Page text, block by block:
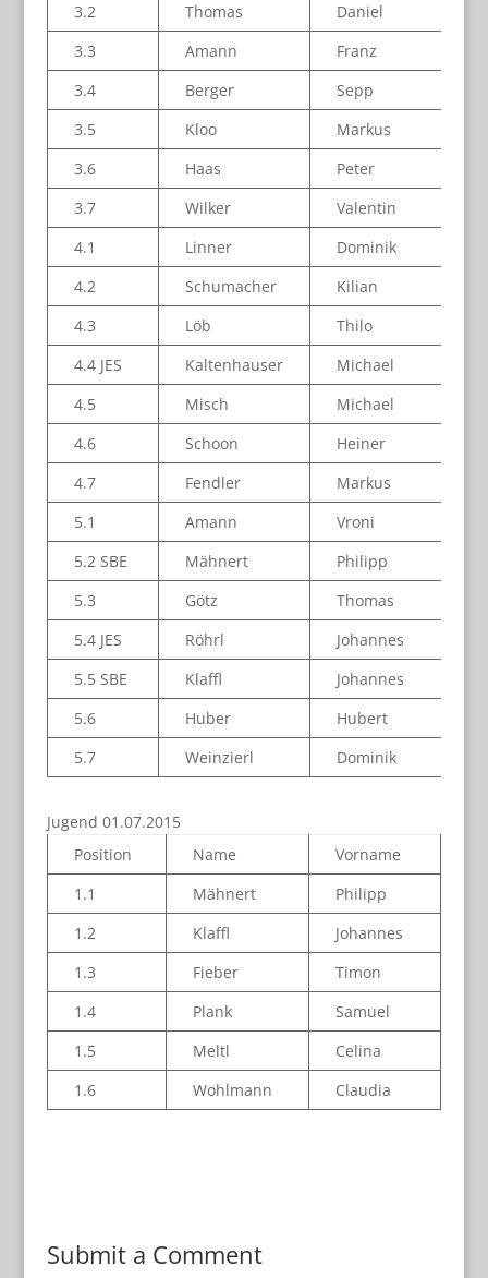
3.2
Thomas
Daniel
3.3
Amann
Franz
3.4
Berger
Sepp
3.5
Kloo
Markus
3.6
Haas
Peter
3.7
Wilker
Valentin
4.1
Linner
Dominik
4.2
Schumacher
Kilian
4.3
Löb
Thilo
4.4 JES
Kaltenhauser
Michael
4.5
Misch
Michael
4.6
Schoon
Heiner
4.7
Fendler
Markus
5.1
Amann
Vroni
5.2 SBE
Mähnert
Philipp
5.3
Götz
Thomas
5.4 JES
Röhrl
Johannes
5.5 SBE
Klaffl
Johannes
5.6
Huber
Hubert
5.7
Weinzierl Dominik
Jugend 01.07.2015
Position
Name
Vorname
1.1
Mähnert
Philipp
1.2
Klaffl
Johannes
1.3
Fieber
Timon
1.4
Plank
Samuel
1.5
Meltl
Celina
1.6
Wohlmann Claudia
Submit a Comment